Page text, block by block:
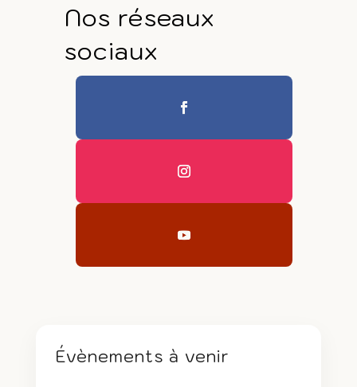
Nos réseaux
sociaux
Évènements à venir